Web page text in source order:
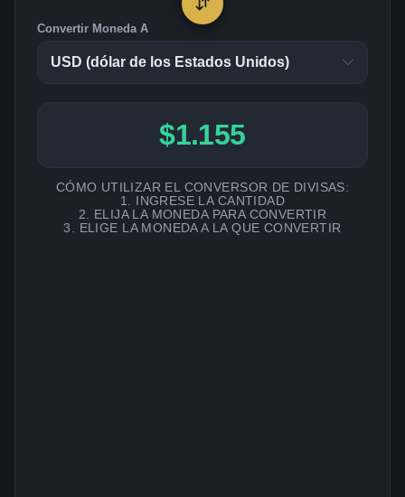
Convertir Moneda A
$1.155
CÓMO UTILIZAR EL CONVERSOR DE DIVISAS:
1. INGRESE LA CANTIDAD
2. ELIJA LA MONEDA PARA CONVERTIR
3. ELIGE LA MONEDA A LA QUE CONVERTIR